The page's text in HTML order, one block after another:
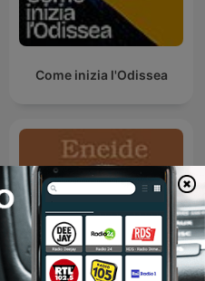
Come inizia l'Odissea